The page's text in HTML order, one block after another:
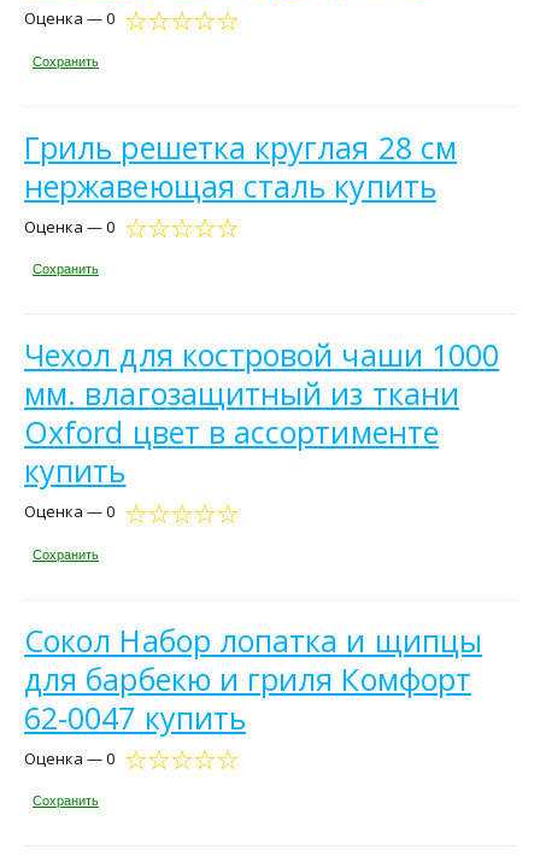
Оценка — 0
Сохранить
Гриль решетка круглая 28 см
нержавеющая сталь купить
Оценка — 0
Сохранить
Чехол для костровой чаши 1000
мм. влагозащитный из ткани
Oxford цвет в ассортименте
купить
Оценка — 0
Сохранить
Сокол Набор лопатка и щипцы
для барбекю и гриля Комфорт
62-0047 купить
Оценка — 0
Сохранить